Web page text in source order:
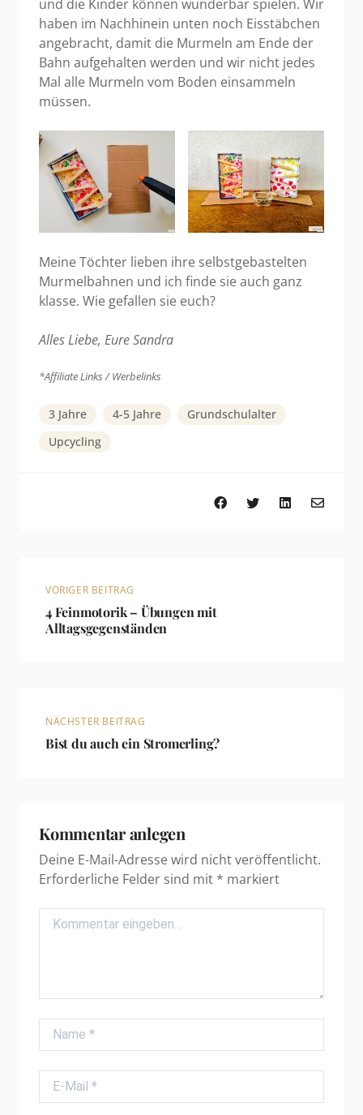
und die Kinder können wunderbar spielen. Wir
haben im Nachhinein unten noch Eisstäbchen
angebracht, damit die Murmeln am Ende der
Bahn aufgehalten werden und wir nicht jedes
Mal alle Murmeln vom Boden einsammeln
müssen.
Meine Töchter lieben ihre selbstgebastelten
Murmelbahnen und ich finde sie auch ganz
klasse. Wie gefallen sie euch?
Alles Liebe, Eure Sandra
*Affiliate Links / Werbelinks
3 Jahre 4-5 Jahre
Grundschulalter
Upcycling
VORIGER BEITRAG
4 Feinmotorik – Übungen mit
Alltagsgegenständen
NÄCHSTER BEITRAG
Bist du auch ein Stromerling?
Kommentar anlegen
Deine E-Mail-Adresse wird nicht veröffentlicht.
Erforderliche Felder sind mit * markiert
Comment
Name
E-Mail